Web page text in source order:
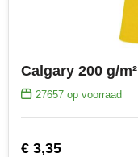
27657op voorraad
€ 3,35